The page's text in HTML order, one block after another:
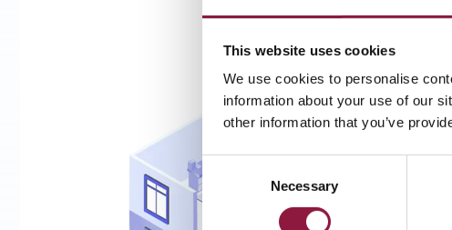
This website uses cookies
We use cookies to personalise
information about your use of our
other information that you’ve
C
o
n
Necessary